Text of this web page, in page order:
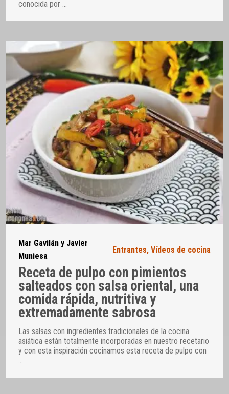
conocida por …
Mar Gavilán y Javier
Muniesa
Entrantes, Vídeos de cocina
Receta de pulpo con pimientos
salteados con salsa oriental, una
comida rápida, nutritiva y
extremadamente sabrosa
Las salsas con ingredientes tradicionales de la cocina
asiática están totalmente incorporadas en nuestro recetario
y con esta inspiración cocinamos esta receta de pulpo con
…